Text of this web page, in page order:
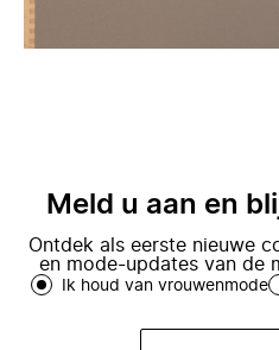
Meld u aan en
Ontdek als eerste nieuwe
en mode-updates van de
Ik houd van vrouwenmode